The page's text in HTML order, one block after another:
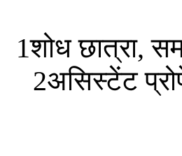
1शोध छात्रा,
2असिस्टेंट